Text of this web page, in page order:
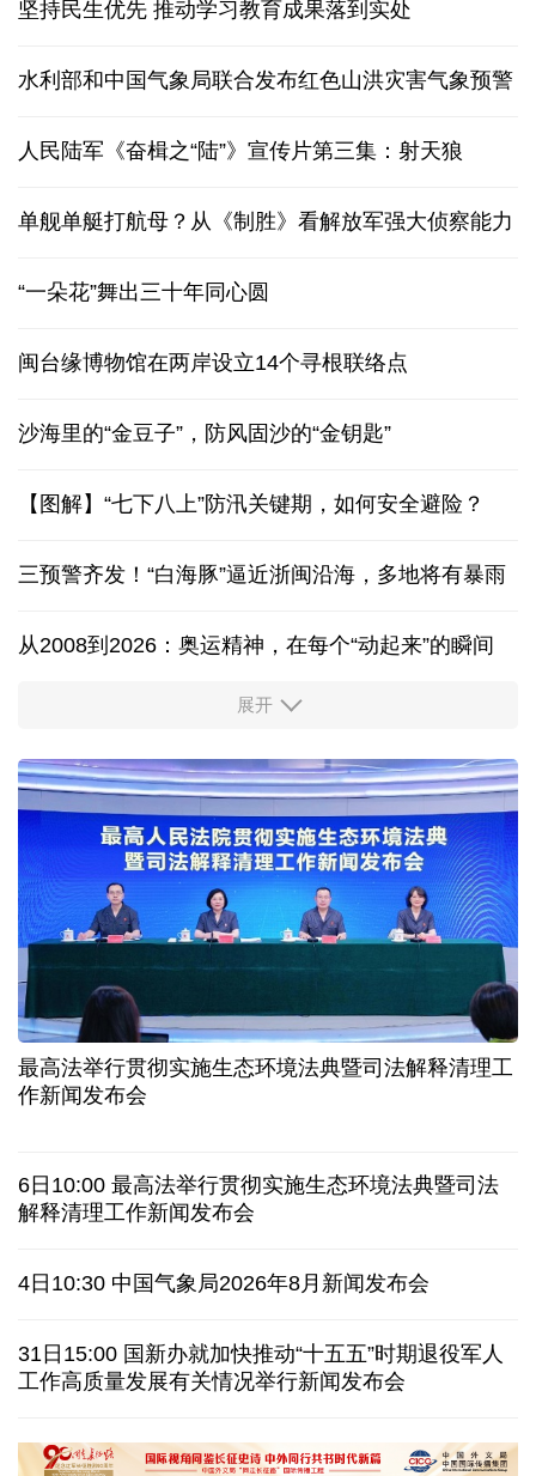
中国元首外交的世界情怀与大国气派
坚持民生优先 推动学习教育成果落到实处
水利部和中国气象局联合发布红色山洪灾害气象预警
人民陆军《奋楫之“陆”》宣传片第三集：射天狼
单舰单艇打航母？从《制胜》看解放军强大侦察能力
“一朵花”舞出三十年同心圆
闽台缘博物馆在两岸设立14个寻根联络点
沙海里的“金豆子”，防风固沙的“金钥匙”
【图解】“七下八上”防汛关键期，如何安全避险？
从2008到2026：奥运精神，在每个“动起来”的瞬间
活力中国调研行丨安徽的定力与活力
夏日经济乘“热”而上 消费市场向“新”而行
长江十年行 | 重庆“以竹代塑”铺就绿色发展新路
暑期档电影票房持续走高 “电影+”业态激发消费活力
片区
蓝厅观察丨被中方反制的7家美国实体有何来头？
视频丨日本民众集会 反对高市政府扩军谋“核”
展开
最高法举行贯彻实施生态环境法典暨司法解释清理工
6日10:00 最高法举行贯彻实施生态环境法典暨司法
解释清理工作新闻发布会
4日10:30 中国气象局2026年8月新闻发布会